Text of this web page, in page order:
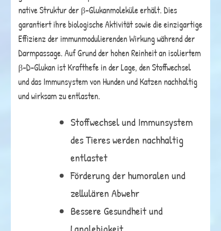
native Struktur der β-Glukanmoleküle erhält. Dies
garantiert ihre biologische Aktivität sowie die einzigartige
Effizienz der immunmodulierenden Wirkung während der
Darmpassage. Auf Grund der hohen Reinheit an isoliertem
β-D-Glukan ist Krafthefe in der Lage, den Stoffwechsel
und das Immunsystem von Hunden und Katzen nachhaltig
und wirksam zu entlasten.
Stoffwechsel und Immunsystem
des Tieres werden nachhaltig
entlastet
Förderung der humoralen und
zellulären Abwehr
Bessere Gesundheit und